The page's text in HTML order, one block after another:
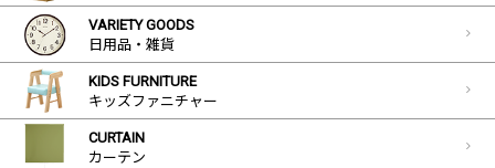
VARIETY GOODS
日用品・雑貨
KIDS FURNITURE
キッズファニチャー
CURTAIN
カーテン